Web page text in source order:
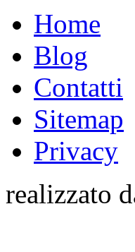
Home
Blog
Contatti
Sitemap
Privacy
realizzato